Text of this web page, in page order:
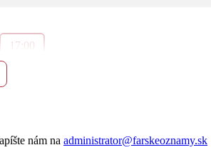
17:00
nám na administrator@farskeoznamy.sk